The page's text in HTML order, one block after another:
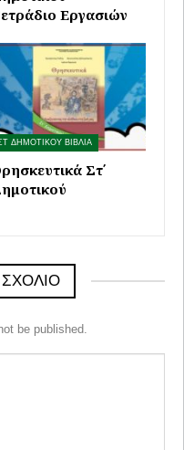
Εργασιών
ΔΗΜΟΤΙΚΟΥ ΒΙΒΛΙΑ
Στ΄
be published.